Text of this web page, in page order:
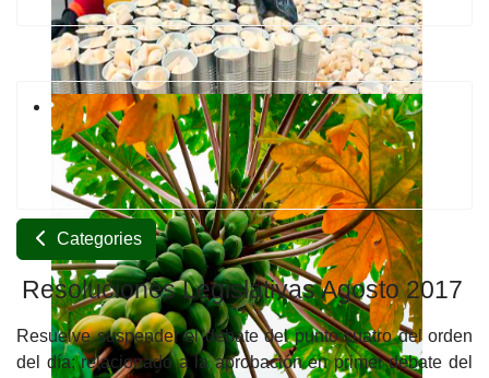
Categories
Resoluciones Legislativas Agosto 2017
Resuelve suspender el debate del punto cuatro del orden
del día; relacionado a la aprobación en primer debate del